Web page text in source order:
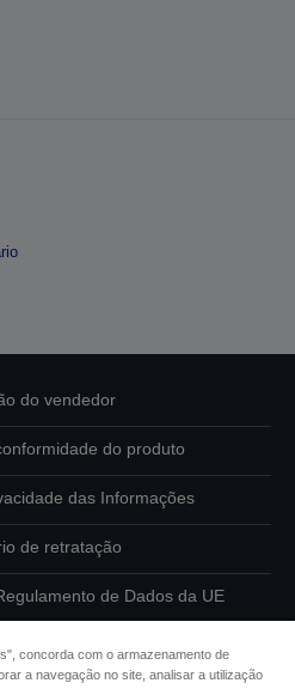
do vendedor
do produto
das Informações
de retratação
de Dados da UE
concorda com o armazenamento de
a navegação no site, analisar a utilização